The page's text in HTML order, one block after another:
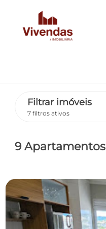
Filtrar imóveis
7 filtros ativos
9 Apartamentos